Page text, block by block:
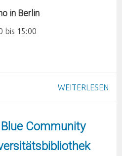
in Berlin
bis 15:00
WEITERLESEN
Community